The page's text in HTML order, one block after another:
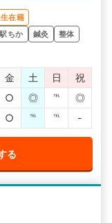
在籍
駅ちか 鍼灸
整体
金 土 日
祝
○ ◎ ℡
◎
○ ℡ ℡ -
る